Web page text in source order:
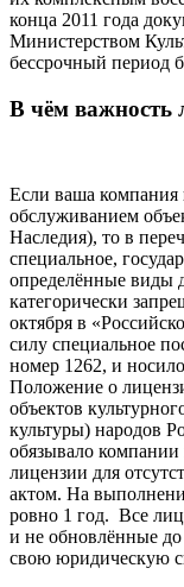
конца 2011 года
Министерством
бессрочный период
В чём
Если ваша компания
обслуживанием
Наследия), то в
специальное,
определённые виды
категорически
октября в
силу специальное
номер 1262, и
Положение о
объектов
культуры) народов
обязывало компании
лицензии для
актом. На
ровно 1 год. Все
и не обновлённые
свою юридическую